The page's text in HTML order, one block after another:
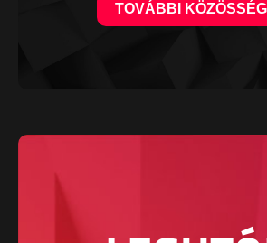
TOVÁBBI